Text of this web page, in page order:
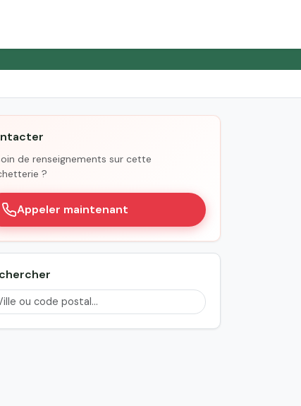
de renseignements sur cette
?
Appeler maintenant